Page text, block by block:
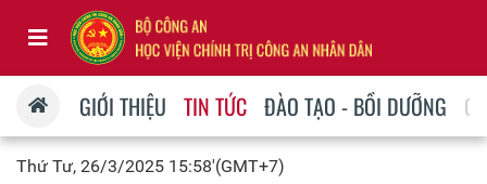
GIỚI THIỆU TIN TỨC ĐÀO TẠO - BỒI DƯỠNG
Thứ Tư, 26/3/2025 15:58'(GMT+7)